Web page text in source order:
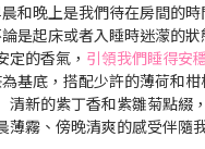
和晚上是我們待在房間的時
是起床或者入睡時迷濛的狀
定的香氣， 引領我們睡得安
基底，搭配少許的薄荷和柑
清新的紫丁香和紫雛菊點綴，
薄霧、傍晚清爽的感受伴隨